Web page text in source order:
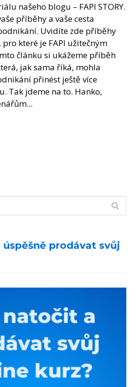
našeho blogu – FAPI STORY.
příběhy a vaše cesta
Uvidíte zde příběhy
které je FAPI užitečným
článku si ukážeme příběh
jak sama říká, mohla
přinést ještě více
Tak jdeme na to. Hanko,
prodávat svůj